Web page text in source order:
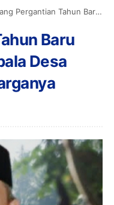
Tahun Baru 2025 : InI Pesan Kepala Desa Wirasinga Untuk Warganya
Baru
Desa